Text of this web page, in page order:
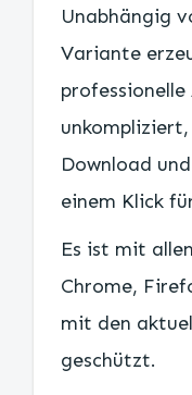
Unabhängig
Variante
Download
einem Klick
Es ist mit
Chrome,
mit den
geschützt.